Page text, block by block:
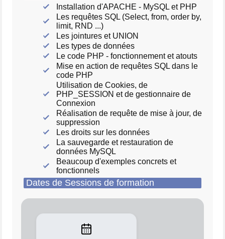
Installation d'APACHE - MySQL et PHP
Les requêtes SQL (Select, from, order by,
limit, RND ...)
Les jointures et UNION
Les types de données
Le code PHP - fonctionnement et atouts
Mise en action de requêtes SQL dans le
code PHP
Utilisation de Cookies, de
PHP_SESSION et de gestionnaire de
Connexion
Réalisation de requête de mise à jour, de
suppression
Les droits sur les données
La sauvegarde et restauration de
données MySQL
Beaucoup d'exemples concrets et
fonctionnels
Dates de Sessions de formation